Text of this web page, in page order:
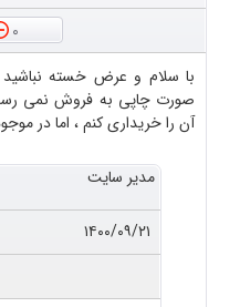
0
با سلام و عرض خسته
صورت چاپی به فروش نمی
آن را خریداری کنم ، اما در
مدیر سایت
۱۴۰۰/۰۹/۲۱